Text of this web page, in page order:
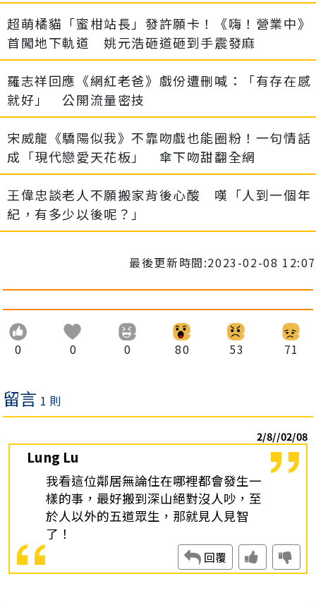
超萌橘貓「蜜柑站長」發許願卡！《嗨！營業中》
首闖地下軌道 姚元浩砸道砸到手震發麻
羅志祥回應《網紅老爸》戲份遭刪喊：「有存在感
就好」 公開流量密技
宋威龍《驕陽似我》不靠吻戲也能圈粉！一句情話
成「現代戀愛天花板」 傘下吻甜翻全網
王偉忠談老人不願搬家背後心酸 嘆「人到一個年
紀，有多少以後呢？」
最後更新時間:2023-02-08 12:07
0 0 0 80 53 71